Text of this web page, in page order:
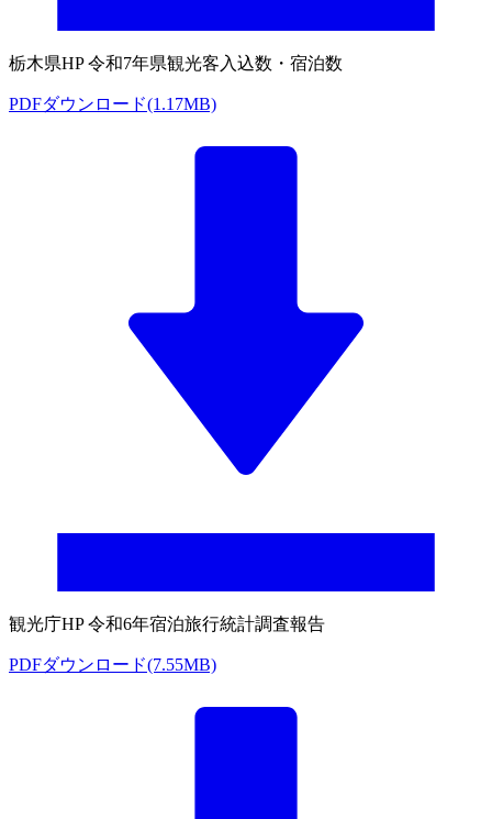
栃木県HP 令和7年県観光客入込数・宿泊数
PDFダウンロード(1.17MB)
観光庁HP 令和6年宿泊旅行統計調査報告
PDFダウンロード(7.55MB)